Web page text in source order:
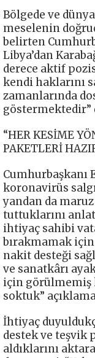
Bölgede ve
meselenin
belirten
Libya’dan
derece aktif
kendi haklarını
zamanlarında
göstermektedir”
“HER KESİME
PAKETLERİ
Cumhurbaşkanı
koronavirüs
yandan da maruz
tuttuklarını
ihtiyaç sahibi
bırakmamak
nakit desteği
ve sanatkârı
için görülmemiş
soktuk”
İhtiyaç
destek ve teşvik
aldıklarını